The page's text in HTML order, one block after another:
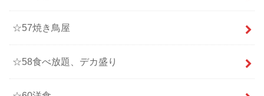
☆57焼き鳥屋
☆58食べ放題、デカ盛り